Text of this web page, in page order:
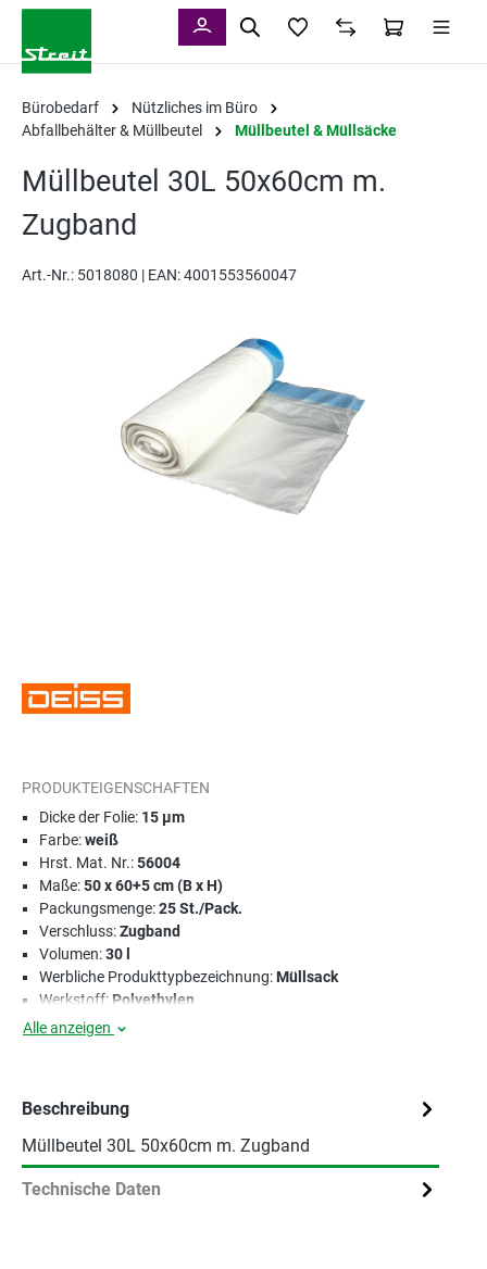
Bürobedarf
Nützliches im Büro
Abfallbehälter & Müllbeutel
Müllbeutel & Müllsäcke
Müllbeutel 30L 50x60cm m.
Zugband
Art.-Nr.: 5018080 | EAN: 4001553560047
PRODUKTEIGENSCHAFTEN
Dicke der Folie: 15 µm
Farbe:weiß
Hrst. Mat. Nr.:56004
Maße:50 x 60+5 cm (B x H)
Packungsmenge:25 St./Pack.
Verschluss:Zugband
Volumen:30 l
Werbliche Produkttypbezeichnung:Müllsack
Werkstoff: Polyethylen
Alle anzeigen
Beschreibung
Müllbeutel 30L 50x60cm m. Zugband
Technische Daten